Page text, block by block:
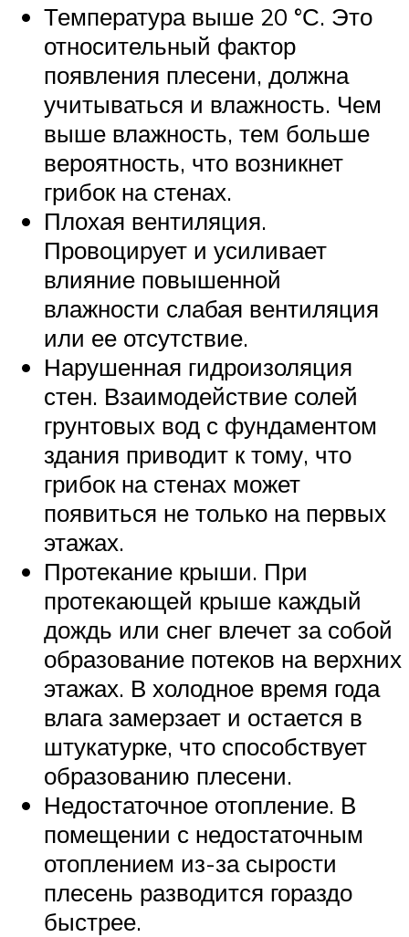
Температура выше 20 °С. Это
относительный фактор
появления плесени, должна
учитываться и влажность. Чем
выше влажность, тем больше
вероятность, что возникнет
грибок на стенах.
Плохая вентиляция.
Провоцирует и усиливает
влияние повышенной
влажности слабая вентиляция
или ее отсутствие.
Нарушенная гидроизоляция
стен. Взаимодействие солей
грунтовых вод с фундаментом
здания приводит к тому, что
грибок на стенах может
появиться не только на первых
этажах.
Протекание крыши. При
протекающей крыше каждый
дождь или снег влечет за собой
образование потеков на верхних
этажах. В холодное время года
влага замерзает и остается в
штукатурке, что способствует
образованию плесени.
Недостаточное отопление. В
помещении с недостаточным
отоплением из-за сырости
плесень разводится гораздо
быстрее.